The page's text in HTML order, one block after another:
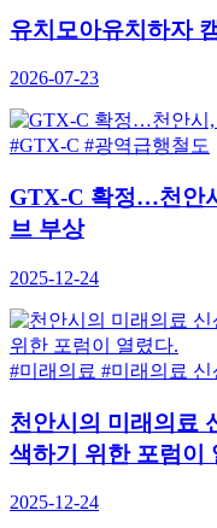
모아유치하자 캠
07-23
C#광역급행철도
C 확정…천안시,
상
12-24
래의료#미래의료 신산
시의 미래의료 신
기 위한 포럼이 열
12-24